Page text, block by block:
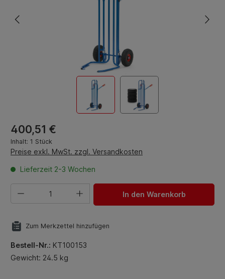
Regulärer Preis:
400,51 €
Inhalt: 1 Stück
Preise exkl. MwSt. zzgl. Versandkosten
Lieferzeit 2-3 Wochen
Produkt Anzahl: Gib den gewünschten Wert ein oder
In den Warenkorb
Zum Merkzettel hinzufügen
Bestell-Nr.: KT100153
Gewicht: 24.5 kg